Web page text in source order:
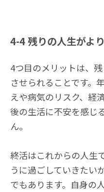
4-4残りの人生がよ
4つ目のメリットは、
させられることです。
えや病気のリスク、経
後の生活に不安を感じ
ん。
終活はこれからの人生
うに過ごしていきたい
でもあります。自身の